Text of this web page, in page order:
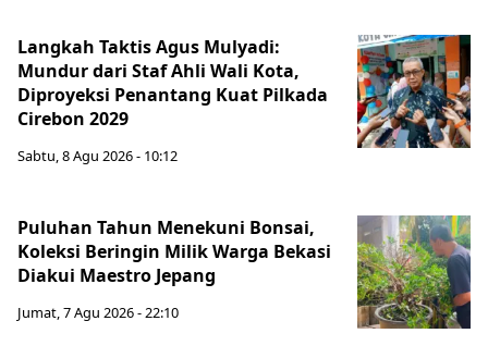
Langkah Taktis Agus Mulyadi:
Mundur dari Staf Ahli Wali Kota,
Diproyeksi Penantang Kuat Pilkada
Cirebon 2029
Sabtu, 8 Agu 2026 - 10:12
Puluhan Tahun Menekuni Bonsai,
Koleksi Beringin Milik Warga Bekasi
Diakui Maestro Jepang
Jumat, 7 Agu 2026 - 22:10